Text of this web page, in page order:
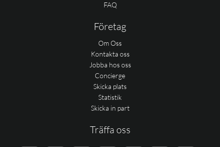
FAQ
Företag
Om Oss
Kontakta oss
Jobba hos oss
Concierge
Skicka plats
Statistik
Skicka in part
Träffa oss